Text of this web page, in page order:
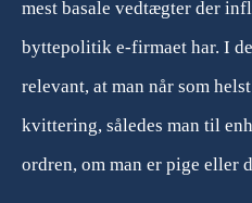
mest basale vedtægter der
byttepolitik e-firmaet har. I
relevant, at man når som
kvittering, således man til
ordren, om man er pige eller